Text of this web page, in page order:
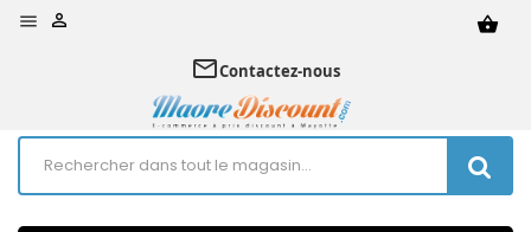
 shopping_basket

mail_outlineContactez-nous